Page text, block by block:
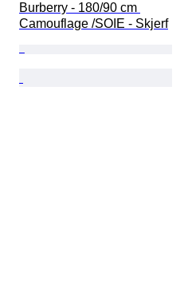
Burberry - 180/90 cm
Camouflage /SOIE - Skjerf